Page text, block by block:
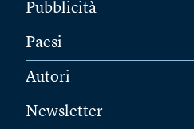
Pubblicità
Paesi
Autori
Newsletter